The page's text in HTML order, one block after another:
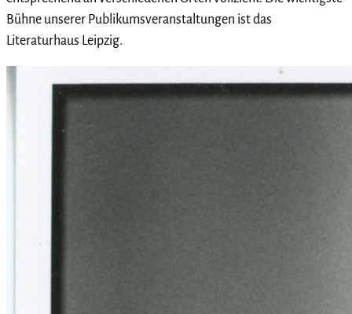
Bühne unserer Publikumsveranstaltungen ist das
Literaturhaus Leipzig.